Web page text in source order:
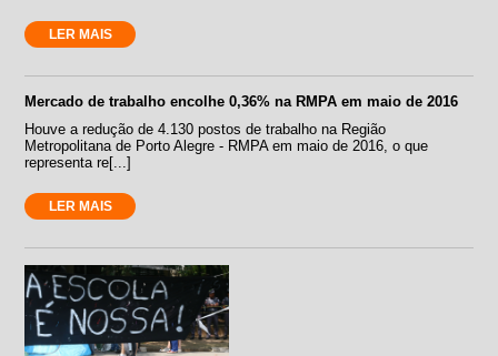
LER MAIS
Mercado de trabalho encolhe 0,36% na RMPA em maio de 2016
Houve a redução de 4.130 postos de trabalho na Região
Metropolitana de Porto Alegre - RMPA em maio de 2016, o que
representa re[...]
LER MAIS